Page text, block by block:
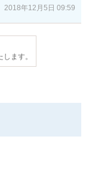
2018年12月5日 09:59
ます。